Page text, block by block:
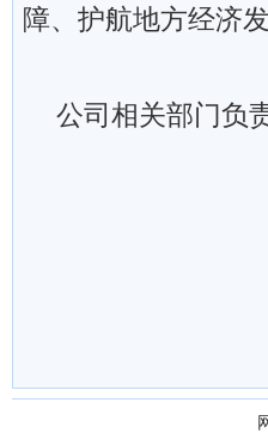
障、护航地方经济发
公司相关部门负